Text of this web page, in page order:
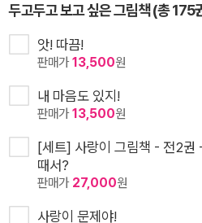
두고두고 보고 싶은 그림책 (총 175
앗! 따끔!
판매가13,500원
내 마음도 있지!
판매가13,500원
[세트] 사랑이 그림책 - 전2권
때서?
판매가 27,000원
사랑이 문제야!